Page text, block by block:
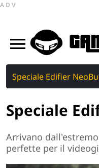
ADV
Speciale Edifier
Speciale
Arrivano
perfette per il